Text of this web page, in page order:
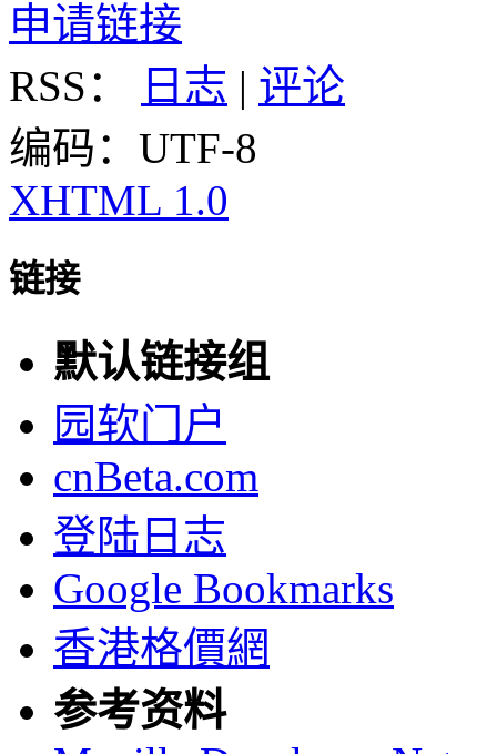
申请链接
RSS：
日志 | 评论
编码：UTF-8
XHTML 1.0
链接
默认链接组
园软门户
cnBeta.com
登陆日志
Google Bookmarks
香港格價網
参考资料